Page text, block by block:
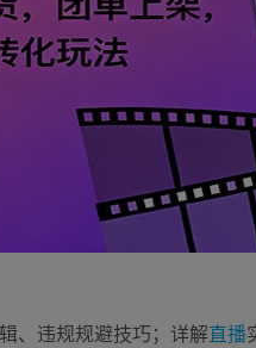
、违规规避技巧；详解直播